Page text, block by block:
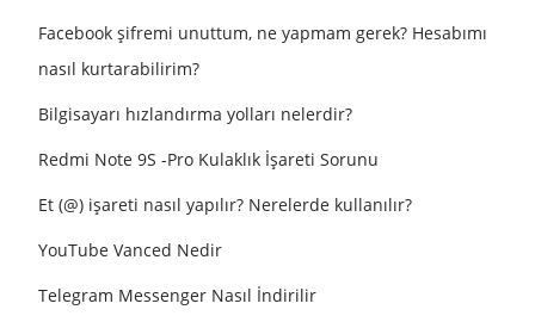
Facebook şifremi unuttum, ne yapmam gerek? Hesabımı
nasıl kurtarabilirim?
Bilgisayarı hızlandırma yolları nelerdir?
Redmi Note 9S -Pro Kulaklık İşareti Sorunu
Et (@) işareti nasıl yapılır? Nerelerde kullanılır?
YouTube Vanced Nedir
Telegram Messenger Nasıl İndirilir